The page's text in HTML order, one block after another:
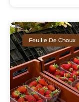
Feuille De Choux